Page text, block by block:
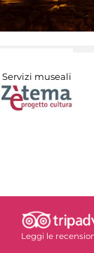
Servizi museali
Leggi le